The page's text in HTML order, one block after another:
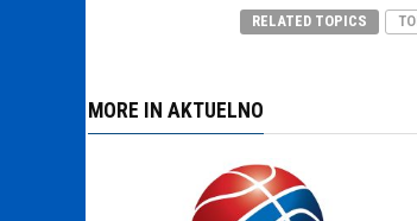
RELATED TOPICS
MORE IN AKTUELNO